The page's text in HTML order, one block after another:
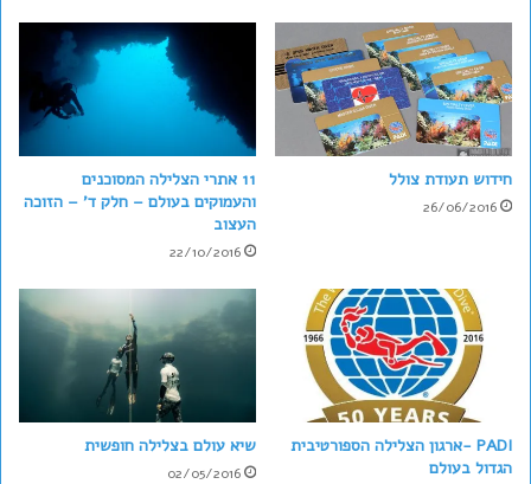
חידוש תעודת צולל
26/06/2016
11 אתרי הצלילה המסוכנים
והעמוקים בעולם – חלק ד' – הזוכה
העצוב
22/10/2016
PADI -ארגון הצלילה הספורטיבית
הגדול בעולם
שיא עולם בצלילה חופשית
02/05/2016